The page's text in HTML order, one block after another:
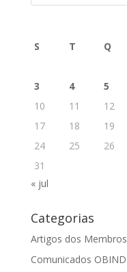
S T Q
3
4 5
10
11 12
17
18 19
24
25 26
31
« jul
Categorias
Artigos dos Membros
Comunicados OBIND